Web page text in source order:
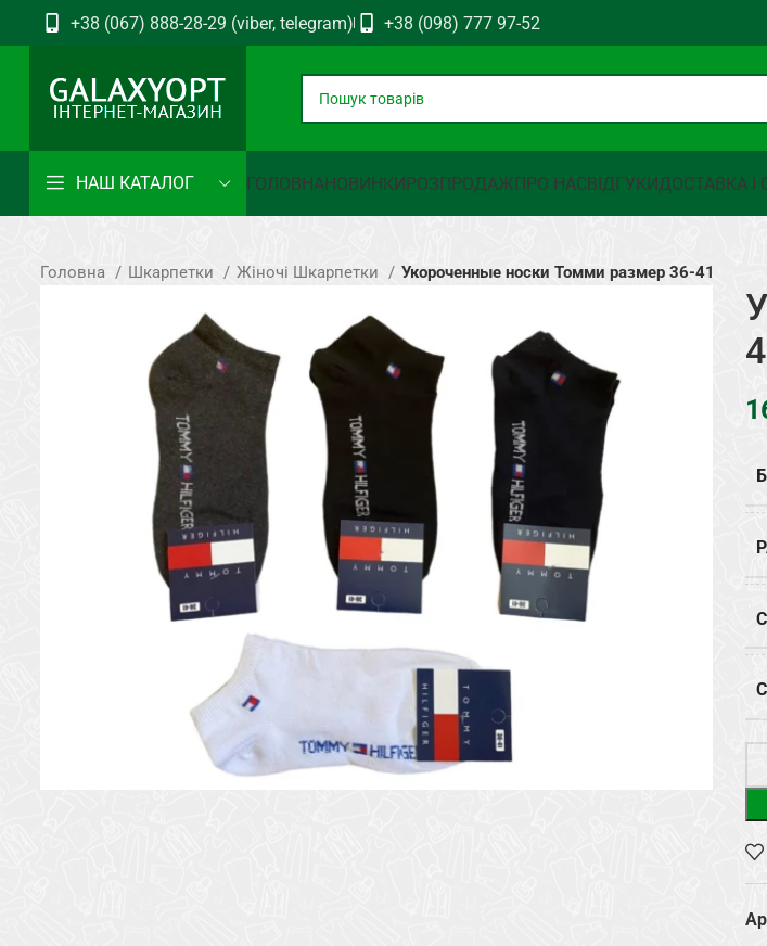
+38 (067) 888-28-29 (viber, telegram) +38 (098) 777 97-52
НАШ КАТАЛОГ ГОЛОВНАНОВИНКИРОЗПРОДАЖПРО НАСВІДГУКИДОСТАВКА І
Головна Шкарпетки Жіночі Шкарпетки Укороченные носки Томми размер 36-41